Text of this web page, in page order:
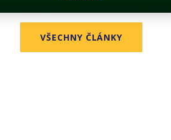
VŠECHNY ČLÁNKY